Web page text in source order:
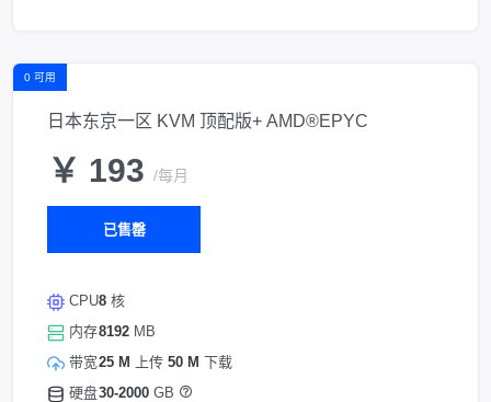
0 可用
日本东京一区 KVM 顶配版+ AMD®EPYC
￥ 193 /每月
已售罄
CPU
内存
带宽
硬盘
8 核
8192 MB
25 M
上传 50 M 下载
30-2000 GB